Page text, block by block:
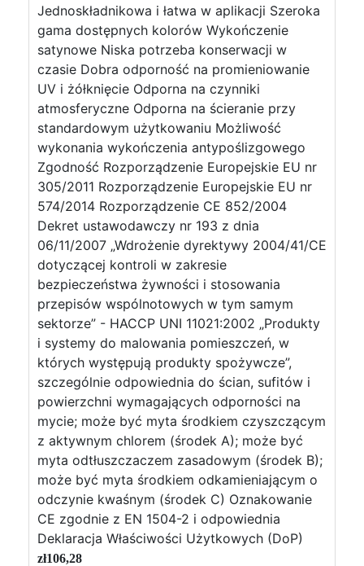
Jednoskładnikowa i łatwa w aplikacji Szeroka
gama dostępnych kolorów Wykończenie
satynowe Niska potrzeba konserwacji w
czasie Dobra odporność na promieniowanie
UV i żółknięcie Odporna na czynniki
atmosferyczne Odporna na ścieranie przy
standardowym użytkowaniu Możliwość
wykonania wykończenia antypoślizgowego
Zgodność Rozporządzenie Europejskie EU nr
305/2011 Rozporządzenie Europejskie EU nr
574/2014 Rozporządzenie CE 852/2004
Dekret ustawodawczy nr 193 z dnia
06/11/2007 „Wdrożenie dyrektywy 2004/41/CE
dotyczącej kontroli w zakresie
bezpieczeństwa żywności i stosowania
przepisów wspólnotowych w tym samym
sektorze” - HACCP UNI 11021:2002 „Produkty
i systemy do malowania pomieszczeń, w
których występują produkty spożywcze”,
szczególnie odpowiednia do ścian, sufitów i
powierzchni wymagających odporności na
mycie; może być myta środkiem czyszczącym
z aktywnym chlorem (środek A); może być
myta odtłuszczaczem zasadowym (środek B);
może być myta środkiem odkamieniającym o
odczynie kwaśnym (środek C) Oznakowanie
CE zgodnie z EN 1504-2 i odpowiednia
Deklaracja Właściwości Użytkowych (DoP)
zł106,28